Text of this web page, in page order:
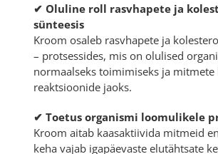
✔ Oluline roll rasvhapete ja
sünteesis
Kroom osaleb rasvhapete ja
– protsessides, mis on olulised
normaalseks toimimiseks ja
reaktsioonide jaoks.
✔ Toetus organismi loomulikele
Kroom aitab kaasaktiivida mitmeid
keha vajab igapäevaste elutähtsate